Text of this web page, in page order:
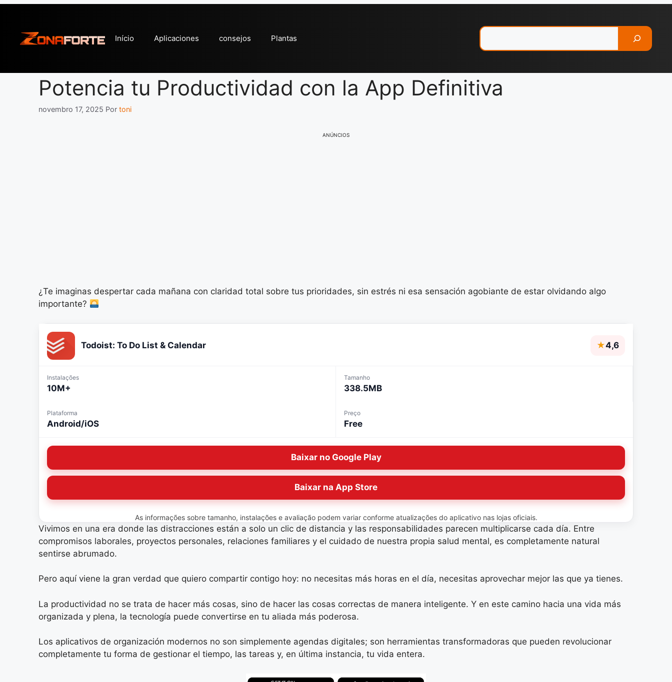
conteúdo
Início Aplicaciones consejos Plantas
Potencia tu Productividad con la App Definitiva
novembro 17, 2025 Por toni
ANÚNCIOS
¿Te imaginas despertar cada mañana con claridad total sobre tus prioridades, sin estrés ni esa sensación agobiante de estar olvidando algo
importante?
Todoist: To Do List & Calendar ★4,6
Instalações
10M+
Tamanho
338.5MB
Plataforma
Android/iOS
Preço
Free
Baixar no Google Play
Baixar na App Store
As informações sobre tamanho, instalações e avaliação podem variar conforme atualizações do aplicativo nas lojas oficiais.
Vivimos en una era donde las distracciones están a solo un clic de distancia y las responsabilidades parecen multiplicarse cada día. Entre
compromisos laborales, proyectos personales, relaciones familiares y el cuidado de nuestra propia salud mental, es completamente natural
sentirse abrumado.
Pero aquí viene la gran verdad que quiero compartir contigo hoy: no necesitas más horas en el día, necesitas aprovechar mejor las que ya tienes.
La productividad no se trata de hacer más cosas, sino de hacer las cosas correctas de manera inteligente. Y en este camino hacia una vida más
organizada y plena, la tecnología puede convertirse en tu aliada más poderosa.
Los aplicativos de organización modernos no son simplemente agendas digitales; son herramientas transformadoras que pueden revolucionar
completamente tu forma de gestionar el tiempo, las tareas y, en última instancia, tu vida entera.